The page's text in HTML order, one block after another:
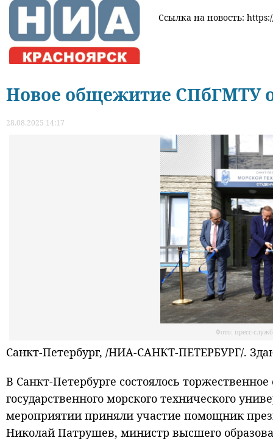
Ссылка на новость:
Новое общежитие СПбГМТУ
28.08.2025 14:17
Фото: пресс-
Санкт-Петербург, /НИА-САНКТ-ПЕТЕРБУРГ/.
В Санкт‑Петербурге состоялось
государственного морского технического
мероприятии приняли участие помощник
Николай Патрушев, министр высшего